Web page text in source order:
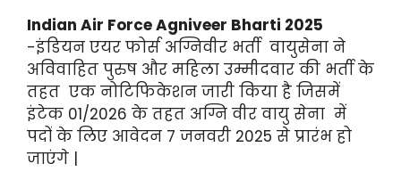
Indian Air Force Agniveer Bharti 2025
-इंडियन एयर फोर्स अग्निवीर भर्ती वायुसेना ने
अविवाहित पुरुष और महिला उम्मीदवार की भर्ती के
तहत एक नोटिफिकेशन जारी किया है जिसमें
इंटेक 01/2026 के तहत अग्नि वीर वायु सेना में
पदों के लिए आवेदन 7 जनवरी 2025 से प्रारंभ हो
जाएंगे |